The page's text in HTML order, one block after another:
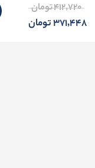
412٬720 تومان
371٬448 تومان